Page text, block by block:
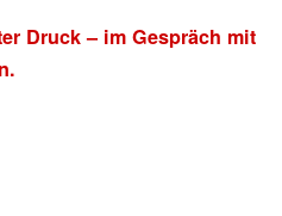
Druck – im Gespräch mit